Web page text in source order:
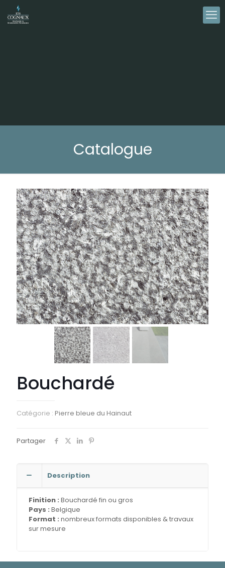
Catalogue
Bouchardé
Catégorie : Pierre bleue du Hainaut
Partager
Description
Finition : Bouchardé fin ou gros
Pays : Belgique
Format : nombreux formats disponibles & travaux
sur mesure